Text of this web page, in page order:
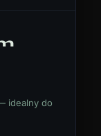
idealny do